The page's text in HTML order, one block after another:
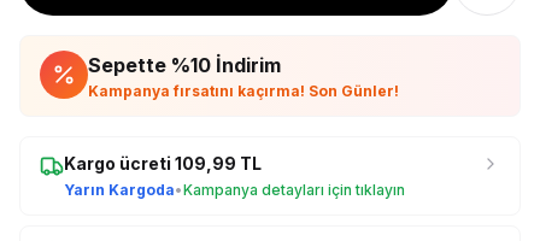
Sepette %10 İndirim
Kampanya fırsatını kaçırma! Son Günler!
Kargo ücreti 109,99 TL
Yarın Kargoda•Kampanya detayları için tıklayın